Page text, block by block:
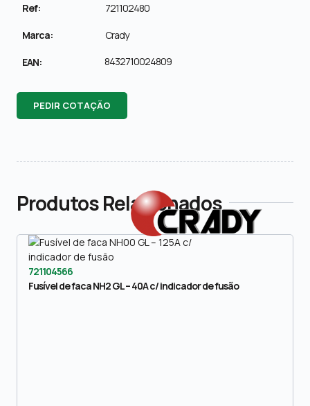
Ref: 721102480
Marca: Crady
EAN: 8432710024809
PEDIR COTAÇÃO
Produtos Relacionados
721104566
Fusível de faca NH2 GL – 40A c/ indicador de fusão